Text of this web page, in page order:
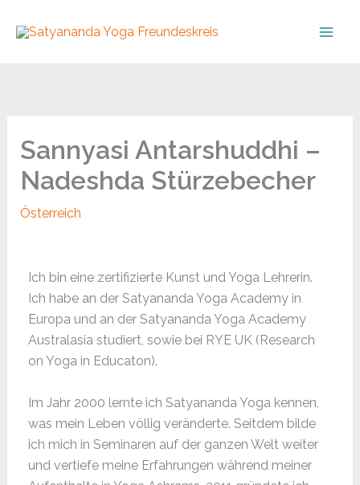
Sannyasi Antarshuddhi –
Nadeshda Stürzebecher
Österreich
Ich bin eine zertifizierte Kunst und Yoga Lehrerin.
Ich habe an der Satyananda Yoga Academy in
Europa und an der Satyananda Yoga Academy
Australasia studiert, sowie bei RYE UK (Research
on Yoga in Educaton).
Im Jahr 2000 lernte ich Satyananda Yoga kennen,
was mein Leben völlig veränderte. Seitdem bilde
ich mich in Seminaren auf der ganzen Welt weiter
und vertiefe meine Erfahrungen während meiner